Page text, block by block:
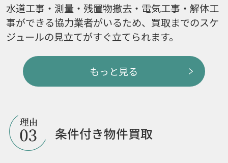
水道工事・測量・残置物撤去・電気工事・解体工
事ができる協力業者がいるため、買取までのスケ
ジュールの見立てがすぐ立てられます。
もっと見る
条件付き物件買取